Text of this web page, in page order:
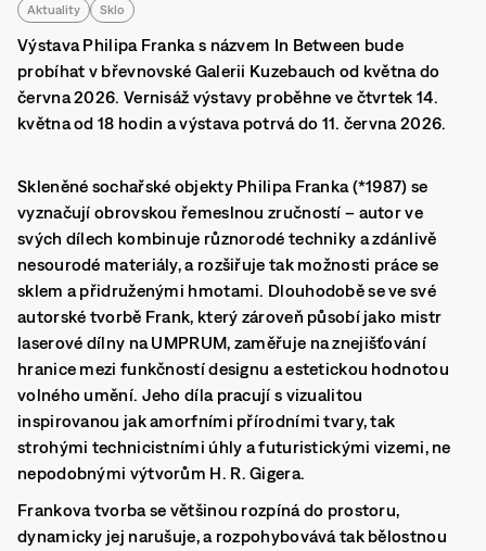
Aktuality
Sklo
Výstava Philipa Franka s názvem In Between bude
probíhat v břevnovské Galerii Kuzebauch od května do
června 2026. Vernisáž výstavy proběhne ve čtvrtek 14.
května od 18 hodin a výstava potrvá do 11. června 2026.
Skleněné sochařské objekty Philipa Franka (*1987) se
vyznačují obrovskou řemeslnou zručností – autor ve
svých dílech kombinuje různorodé techniky a zdánlivě
nesourodé materiály, a rozšiřuje tak možnosti práce se
sklem a přidruženými hmotami. Dlouhodobě se ve své
autorské tvorbě Frank, který zároveň působí jako mistr
laserové dílny na UMPRUM, zaměřuje na znejišťování
hranice mezi funkčností designu a estetickou hodnotou
volného umění. Jeho díla pracují s vizualitou
inspirovanou jak amorfními přírodními tvary, tak
strohými technicistními úhly a futuristickými vizemi, ne
nepodobnými výtvorům H. R. Gigera.
Frankova tvorba se většinou rozpíná do prostoru,
dynamicky jej narušuje, a rozpohybovává tak bělostnou